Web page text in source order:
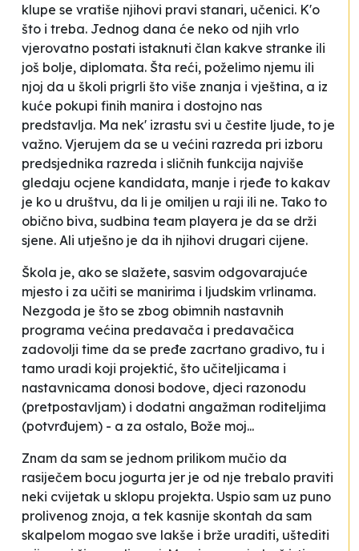
klupe se vratiše njihovi pravi stanari, učenici. K'o
što i treba. Jednog dana će neko od njih vrlo
vjerovatno postati istaknuti član kakve stranke ili
još bolje, diplomata. Šta reći, poželimo njemu ili
njoj da u školi prigrli što više znanja i vještina, a iz
kuće pokupi finih manira i dostojno nas
predstavlja. Ma nek' izrastu svi u čestite ljude, to je
važno. Vjerujem da se u većini razreda pri izboru
predsjednika razreda i sličnih funkcija najviše
gledaju ocjene kandidata, manje i rjeđe to kakav
je ko u društvu, da li je omiljen u raji ili ne. Tako to
obično biva, sudbina team playera je da se drži
sjene. Ali utješno je da ih njihovi drugari cijene.
Škola je, ako se slažete, sasvim odgovarajuće
mjesto i za učiti se manirima i ljudskim vrlinama.
Nezgoda je što se zbog obimnih nastavnih
programa većina predavača i predavačica
zadovolji time da se pređe zacrtano gradivo, tu i
tamo uradi koji projektić, što učiteljicama i
nastavnicama donosi bodove, djeci razonodu
(pretpostavljam) i dodatni angažman roditeljima
(potvrđujem) - a za ostalo, Bože moj...
Znam da sam se jednom prilikom mučio da
rasiječem bocu jogurta jer je od nje trebalo praviti
neki cvijetak u sklopu projekta. Uspio sam uz puno
prolivenog znoja, a tek kasnije skontah da sam
skalpelom mogao sve lakše i brže uraditi, uštediti